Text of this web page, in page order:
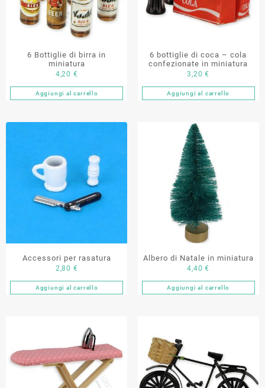
6 Bottiglie di birra in
miniatura
4,20 €
Aggiungi al carrello
6 bottiglie di coca – cola
confezionate in miniatura
3,20€
Aggiungi al carrello
Accessori per rasatura
2,80 €
Aggiungi al carrello
Albero di Natale in miniatura
4,40€
Aggiungi al carrello